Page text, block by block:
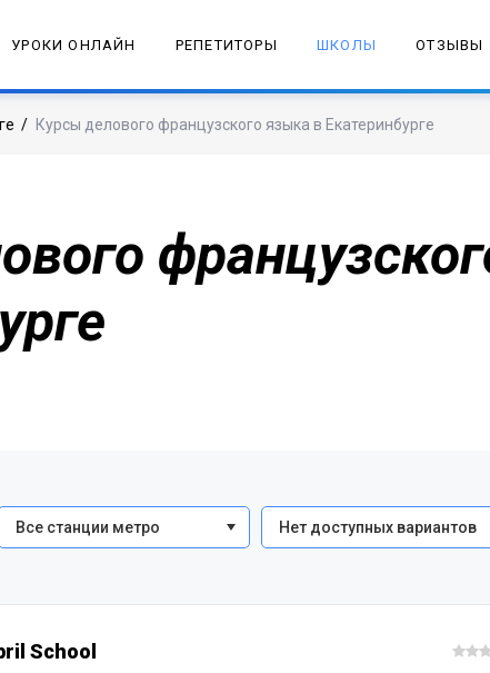
УРОКИ ОНЛАЙН РЕПЕТИТОРЫ ШКОЛЫ ОТЗЫВЫ
/ Курсы делового французского языка в Екатеринбурге
Все станции метро Нет доступных вариантов
School